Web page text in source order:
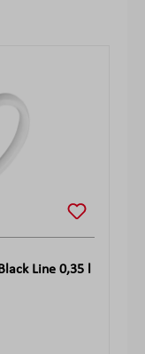
Line 0,35 l